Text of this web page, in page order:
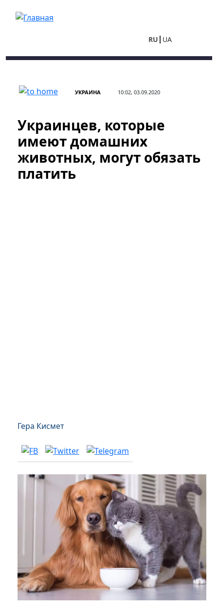
RU UA
УКРАИНА 10:02, 03.09.2020
Украинцев, которые
имеют домашних
животных, могут обязать
платить
Гера Кисмет